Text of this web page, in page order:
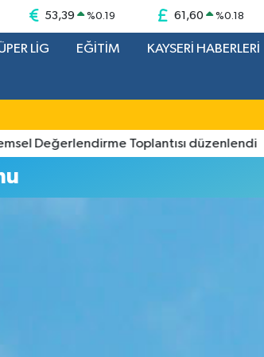
53,39 %0.19 61,60 %0.18
LİG EĞİTİM KAYSERİ HABERLERİ
Değerlendirme Toplantısı düzenlendi